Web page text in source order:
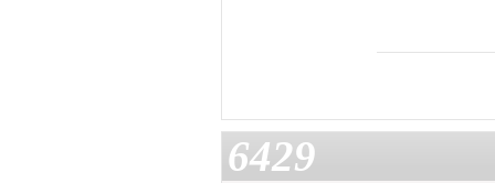
6429